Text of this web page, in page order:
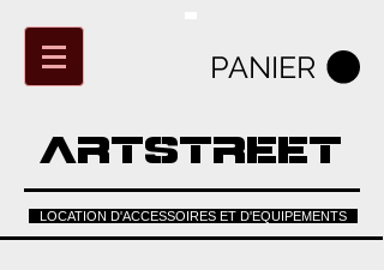
PANIER
ARTSTREET
LOCATION D'ACCESSOIRES ET D'EQUIPEMENTS